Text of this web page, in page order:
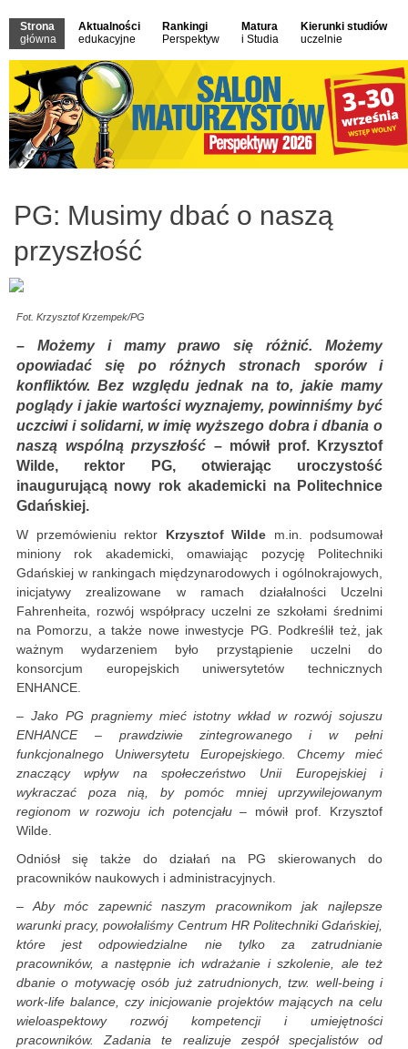
Strona
główna
Aktualności
edukacyjne
Rankingi
Perspektyw
Matura
i Studia
Kierunki studiów
uczelnie
PG: Musimy dbać o naszą
przyszłość
Fot. Krzysztof Krzempek/PG
– Możemy i mamy prawo się różnić. Możemy
opowiadać się po różnych stronach sporów i
konfliktów. Bez względu jednak na to, jakie mamy
poglądy i jakie wartości wyznajemy, powinniśmy być
uczciwi i solidarni, w imię wyższego dobra i dbania o
naszą wspólną przyszłość – mówił prof. Krzysztof
Wilde, rektor PG, otwierając uroczystość
inaugurującą nowy rok akademicki na Politechnice
Gdańskiej.
W przemówieniu rektor Krzysztof Wilde m.in. podsumował
miniony rok akademicki, omawiając pozycję Politechniki
Gdańskiej w rankingach międzynarodowych i ogólnokrajowych,
inicjatywy zrealizowane w ramach działalności Uczelni
Fahrenheita, rozwój współpracy uczelni ze szkołami średnimi
na Pomorzu, a także nowe inwestycje PG. Podkreślił też, jak
ważnym wydarzeniem było przystąpienie uczelni do
konsorcjum europejskich uniwersytetów technicznych
ENHANCE.
– Jako PG pragniemy mieć istotny wkład w rozwój sojuszu
ENHANCE – prawdziwie zintegrowanego i w pełni
funkcjonalnego Uniwersytetu Europejskiego. Chcemy mieć
znaczący wpływ na społeczeństwo Unii Europejskiej i
wykraczać poza nią, by pomóc mniej uprzywilejowanym
regionom w rozwoju ich potencjału– mówił prof. Krzysztof
Wilde.
Odniósł się także do działań na PG skierowanych do
pracowników naukowych i administracyjnych.
– Aby móc zapewnić naszym pracownikom jak najlepsze
warunki pracy, powołaliśmy Centrum HR Politechniki Gdańskiej,
które jest odpowiedzialne nie tylko za zatrudnianie
pracowników, a następnie ich wdrażanie i szkolenie, ale też
dbanie o motywację osób już zatrudnionych, tzw. well-being i
work-life balance, czy inicjowanie projektów mających na celu
wieloaspektowy rozwój kompetencji i umiejętności
pracowników. Zadania te realizuje zespół specjalistów od